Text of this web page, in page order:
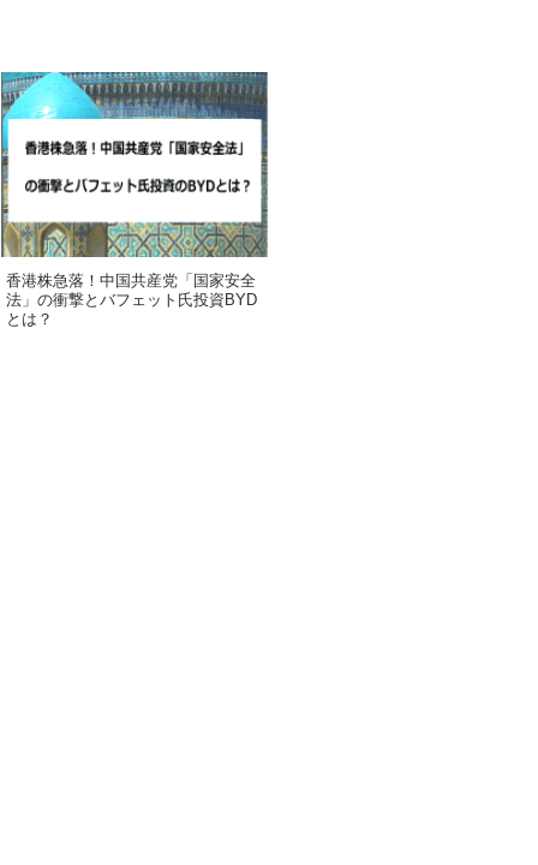
香港株急落！中国共産党「国家安全
法」の衝撃とバフェット氏投資BYD
とは？